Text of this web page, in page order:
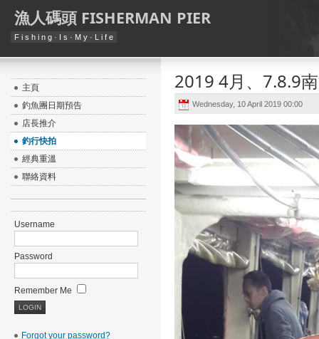
漁人碼頭 FISHERMAN PIER
F i s h i n g · I s · M y · L i f e
2019 4月、7.8.9
Wednesday, 10 April 2019 00:00
主頁
釣魚團日期預告
店長推介
釣行快拍
經典重溫
聯絡資料
Username
Password
Remember Me
Forgot your password?